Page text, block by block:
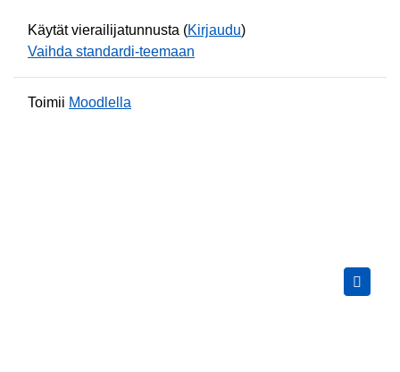
Käytät vierailijatunnusta (Kirjaudu)
Vaihda standardi-teemaan
Toimii Moodlella